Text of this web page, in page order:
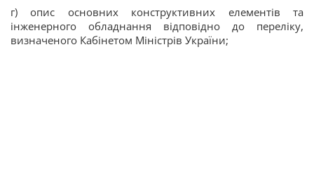
г) опис основних конструктивних елементів та
інженерного обладнання відповідно до переліку,
визначеного Кабінетом Міністрів України;